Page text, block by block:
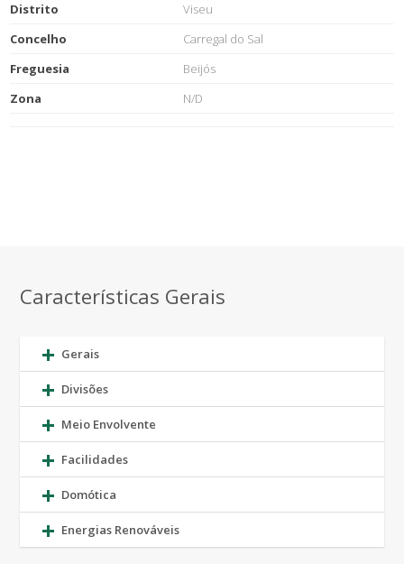
Distrito
Viseu
Concelho
Carregal do Sal
Freguesia
Beijós
Zona
N/D
Características Gerais
Gerais
Divisões
Meio Envolvente
Facilidades
Domótica
Energias Renováveis